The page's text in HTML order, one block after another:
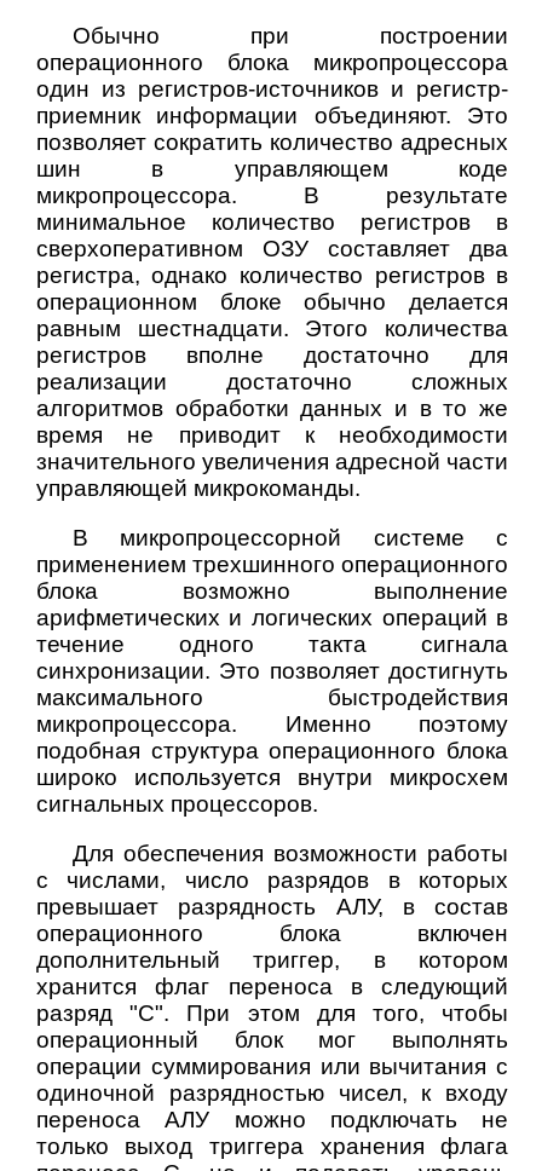
Обычно при построении
операционного блока микропроцессора
один из регистров-источников и регистр-
приемник информации объединяют. Это
позволяет сократить количество адресных
шин в управляющем коде
микропроцессора. В результате
минимальное количество регистров в
сверхоперативном ОЗУ составляет два
регистра, однако количество регистров в
операционном блоке обычно делается
равным шестнадцати. Этого количества
регистров вполне достаточно для
реализации достаточно сложных
алгоритмов обработки данных и в то же
время не приводит к необходимости
значительного увеличения адресной части
управляющей микрокоманды.
В микропроцессорной системе с
применением трехшинного операционного
блока возможно выполнение
арифметических и логических операций в
течение одного такта сигнала
синхронизации. Это позволяет достигнуть
максимального быстродействия
микропроцессора. Именно поэтому
подобная структура операционного блока
широко используется внутри микросхем
сигнальных процессоров.
Для обеспечения возможности работы
с числами, число разрядов в которых
превышает разрядность АЛУ, в состав
операционного блока включен
дополнительный триггер, в котором
хранится флаг переноса в следующий
разряд "C". При этом для того, чтобы
операционный блок мог выполнять
операции суммирования или вычитания с
одиночной разрядностью чисел, к входу
переноса АЛУ можно подключать не
только выход триггера хранения флага